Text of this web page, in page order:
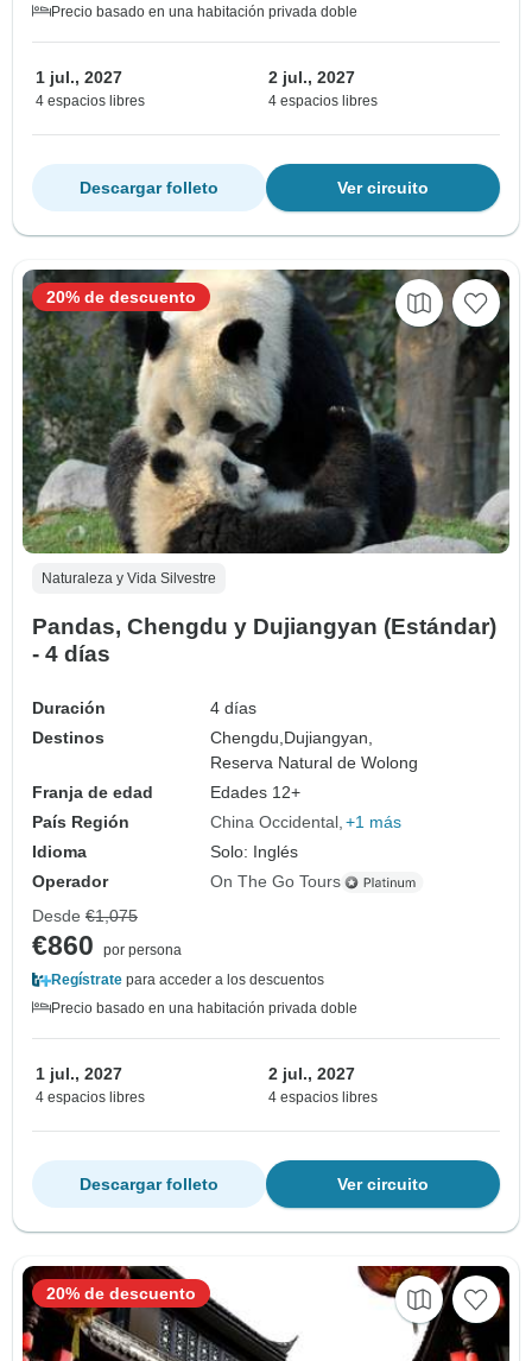
Precio basado en una habitación privada doble
1 jul., 2027
4 espacios libres
2 jul., 2027
4 espacios libres
Ver circuito
Descargar folleto
Naturaleza y Vida Silvestre
Pandas, Chengdu y Dujiangyan (Estándar)
- 4 días
Duración
4 días
Destinos
Chengdu,Dujiangyan,
Reserva Natural de Wolong
Franja de edad
Edades 12+
País Región
China Occidental +1 más
Idioma
Solo: Inglés
Operador
On The Go Tours
20% de descuento
Desde €1,075
€860
por persona
Regístrate para acceder a los descuentos
Precio basado en una habitación privada doble
1 jul., 2027
4 espacios libres
2 jul., 2027
4 espacios libres
Ver circuito
Descargar folleto
20% de descuento